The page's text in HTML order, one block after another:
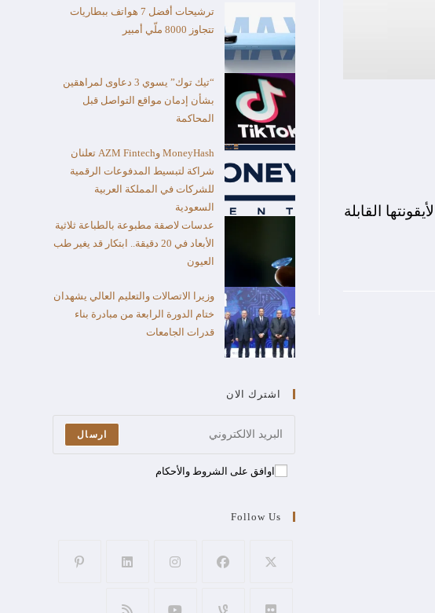
القابلة
ترشيحات أفضل 7 هواتف ببطاريات
تتجاوز 8000 ملّي أمبير
“تيك توك” يسوي 3 دعاوى لمراهقين
بشأن إدمان مواقع التواصل قبل
المحاكمة
MoneyHash وAZM Fintech تعلنان
شراكة لتبسيط المدفوعات الرقمية
للشركات في المملكة العربية
السعودية
عدسات لاصقة مطبوعة بالطباعة ثلاثية
الأبعاد في 20 دقيقة.. ابتكار قد يغير طب
العيون
وزيرا الاتصالات والتعليم العالي يشهدان
ختام الدورة الرابعة من مبادرة بناء
قدرات الجامعات
اشترك الان
ارسال
اوافق على الشروط والأحكام
Follow Us